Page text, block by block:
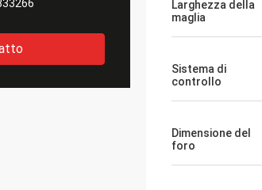
Larghezza della
maglia
Sistema di
controllo
Dimensione del
foro